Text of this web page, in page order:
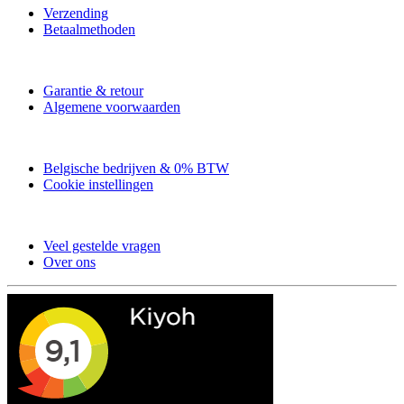
Verzending
Betaalmethoden
Garantie & retour
Algemene voorwaarden
Belgische bedrijven & 0% BTW
Cookie instellingen
Veel gestelde vragen
Over ons